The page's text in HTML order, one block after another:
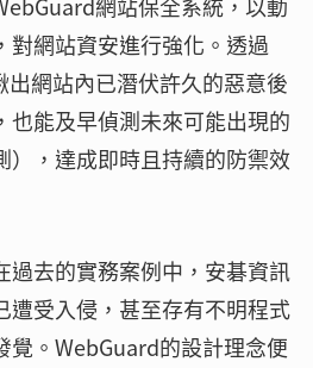
網站保全系統，以動
對網站資安進行強化。透過
網站內已潛伏許久的惡意後
也能及早偵測未來可能出現的
），達成即時且持續的防禦效
過去的實務案例中，安碁資訊
遭受入侵，甚至存有不明程式
覺。WebGuard的設計理念便